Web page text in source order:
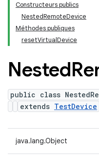
Constructeurs publics
NestedRemoteDevice
Méthodes publiques
resetVirtualDevice
Nested
public class
extends TestDevice
java.lang.Object